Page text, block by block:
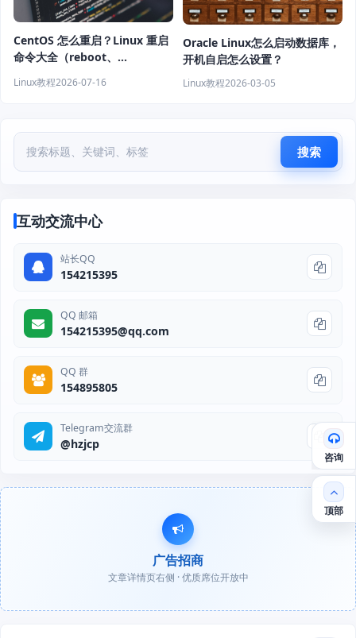
CentOS 怎么重启？Linux 重启
命令大全（reboot、
Linux教程2026-07-16
Oracle Linux怎么启动数据库，
开机自启怎么设置？
Linux教程2026-03-05
搜索
互动交流中心
站长QQ
154215395
QQ 邮箱
154215395@qq.com
QQ 群
154895805
Telegram交流群
@hzjcp
广告招商
文章详情页右侧 · 优质席位开放中
咨询
顶部